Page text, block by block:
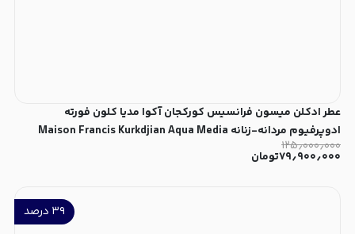
عطر ادکلن میسون فرانسیس کورکجان آکوا مدیا کلون فورته
ادوپرفیوم مردانه-زنانه Maison Francis Kurkdjian Aqua Media
Cologne Forte Unisex EDP
۱۲۵٫۰۰۰٫۰۰۰
۷۹٫۹۰۰٫۰۰۰تومان
۳۹ درصد